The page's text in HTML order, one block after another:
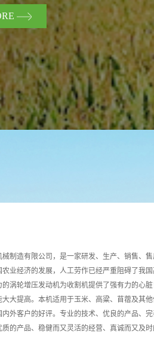
制造有限公司，是一家研发、生产、销售、
农业经济的发展，人工劳作已经严重阻碍了我
的涡轮增压发动机为收割机提供了强有力的心
大大提高。本机适用于玉米、高粱、苜蓿及其
外客户的好评。专业的技术、优良的产品、
的产品、稳健而又灵活的经营、真诚而又及